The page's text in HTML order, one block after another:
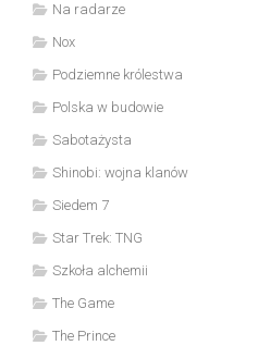
Na radarze
Nox
Podziemne królestwa
Polska w budowie
Sabotażysta
Shinobi: wojna klanów
Siedem 7
Star Trek: TNG
Szkoła alchemii
The Game
The Prince